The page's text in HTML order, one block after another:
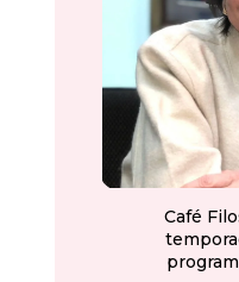
Café